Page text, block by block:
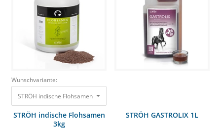
Wunschvariante:
STRÖH indische Flohsamen 3kg Zum Ende der Weidezeit
STRÖH indische Flohsamen
3kg
STRÖH GASTROLIX 1L